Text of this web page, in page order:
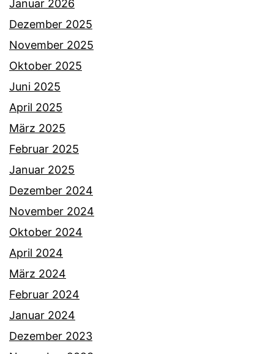
Januar 2026
Dezember 2025
November 2025
Oktober 2025
Juni 2025
April 2025
März 2025
Februar 2025
Januar 2025
Dezember 2024
November 2024
Oktober 2024
April 2024
März 2024
Februar 2024
Januar 2024
Dezember 2023